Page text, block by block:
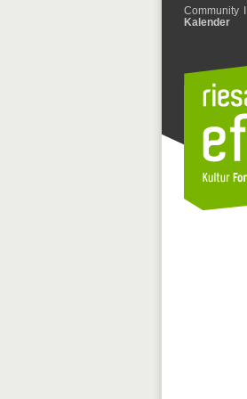
Community I
Kalender